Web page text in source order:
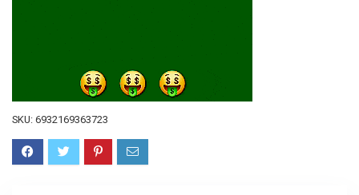
SKU: 6932169363723